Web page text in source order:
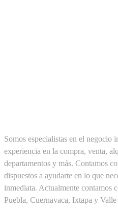
Somos especialistas en el negocio
experiencia en la compra, venta,
departamentos y más. Contamos
dispuestos a ayudarte en lo que
inmediata. Actualmente
Puebla, Cuernavaca, Ixtapa y